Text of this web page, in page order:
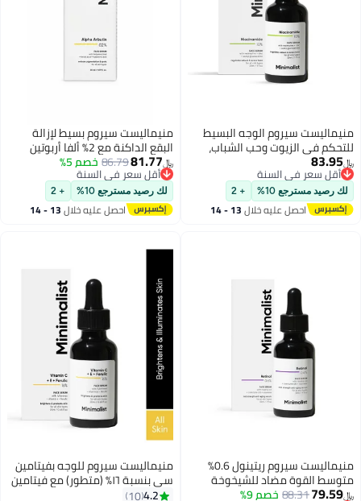
منيماليست سيروم الوجه البسيط
للتحكم في الزيوت وحب الشباب،
الزنك | تنقي البشرة، يعالج الشوائب،
ويعتني بالمسام، لجميع أنواع البشرة
| ٣٠ مل (عبوة من قطعة واحدة)
﷼‏83.95
أقل سعر في السنة
أقل سعر في السنة
لك رصيد مسترجع 10% + 2
احصل عليه خلال 13 - 14
منيماليست سيروم بسيط لإزالة
البقع الداكنة مع 2% ألفا أربوتين
لعلاج فرط التصبغ | مناسب لجميع
أنواع البشرة | سيروم للوجه لعلاج
الشوائب وآثار حب الشباب واسمرار
البشرة مع حمض الهيالورونيك
وبوتيل ريزورسينول | خالٍ من العطور
مل
﷼‏81.77
86.79خصم 5%
أقل سعر في السنة
أقل سعر في السنة
لك رصيد مسترجع 10% + 2
احصل عليه خلال 13 - 14
منيماليست سيروم ريتينول 0.6%
متوسط ​​القوة مضاد للشيخوخة
للوجه للجنسين، يقلل الخطوط
﷼‏79.59
88.31خصم 9%
منيماليست سيروم للوجه بفيتامين
سي بنسبة ١٦٪ (متطور) مع فيتامين
هـ وحمض الفيروليك لبشرة
4.2
10